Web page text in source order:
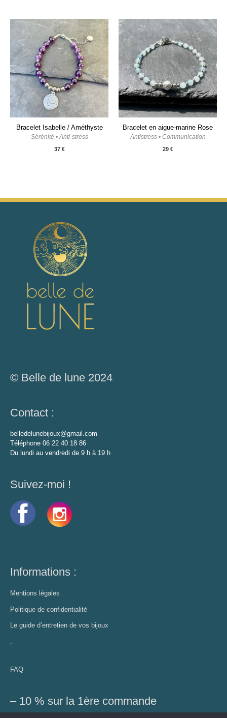
Bracelet Isabelle / Améthyste
Sérénité • Anti-stress
37 €
Bracelet en aigue-marine Rose
Antistress • Communication
29 €
© Belle de lune 2024
Contact :
belledelunebijoux@gmail.com
Téléphone 06 22 40 18 86
Du lundi au vendredi de 9 h à 19 h
Suivez-moi !
Informations :
Mentions légales
Politique de confidentialité
Le guide d’entretien de vos bijoux
.
FAQ
– 10 % sur la 1ère commande